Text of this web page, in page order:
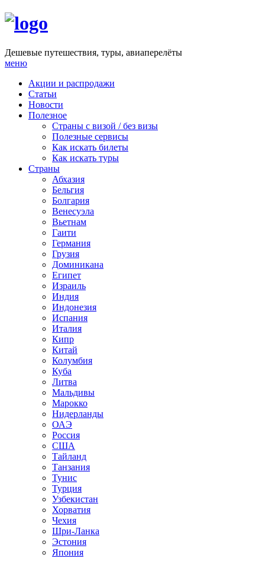
Дешевые путешествия, туры, авиаперелёты
меню
Акции и распродажи
Статьи
Новости
Полезное
Cтраны с визой / без визы
Полезные сервисы
Как искать билеты
Как искать туры
Страны
Абхазия
Бельгия
Болгария
Венесуэла
Вьетнам
Гаити
Германия
Грузия
Доминикана
Египет
Израиль
Индия
Индонезия
Испания
Италия
Кипр
Китай
Колумбия
Куба
Литва
Мальдивы
Марокко
Нидерланды
ОАЭ
Россия
США
Тайланд
Танзания
Тунис
Турция
Узбекистан
Хорватия
Чехия
Шри-Ланка
Эстония
Япония